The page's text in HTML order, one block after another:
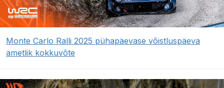
Monte Carlo Ralli 2025 pühapäevase võistluspäeva
ametlik kokkuvõte